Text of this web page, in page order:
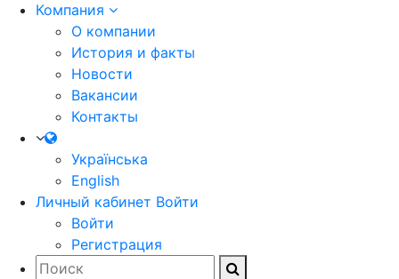
Компания
О компании
История и факты
Новости
Вакансии
Контакты
Українська
English
Личный кабинет Войти
Войти
Регистрация